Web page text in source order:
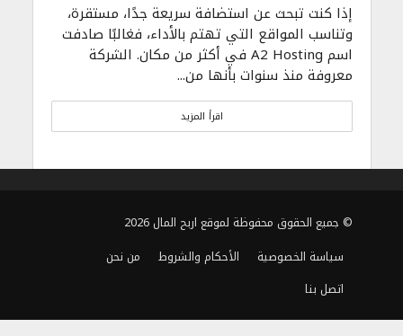
إذا كنت تبحث عن استضافة سريعة جدًا، مستقرة،
وتناسب المواقع التي تهتم بالأداء، فغالبًا صادفت
اسم A2 Hosting في أكثر من مكان. الشركة
معروفة منذ سنوات بأنها من...
اقرأ المزيد
© جميع الحقوق محفوظة لموقع اربح المال 2026
سياسة الخصوصية
الأحكام والشروط
من نحن
اتصل بنا